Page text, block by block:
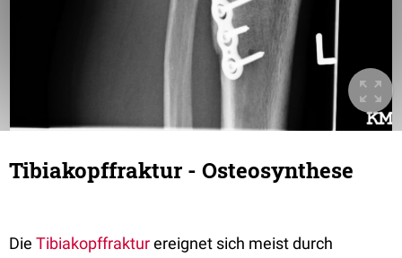
Tibiakopffraktur - Osteosynthese
Die Tibiakopffrakturereignet sich meist durch